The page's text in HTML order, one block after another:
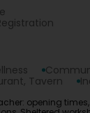
Tavern
opening